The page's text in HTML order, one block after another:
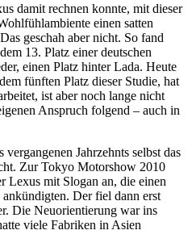
damit rechnen konnte, mit dieser
einen satten
geschah aber nicht. So fand
13. Platz einer deutschen
einen Platz hinter Lada. Heute
fünften Platz dieser Studie, hat
ist aber noch lange nicht
Anspruch folgend – auch in
Jahrzehnts selbst das
Zur Tokyo Motorshow 2010
Lexus mit Slogan an, die einen
Der fiel dann erst
Die Neuorientierung war ins
viele Fabriken in Asien